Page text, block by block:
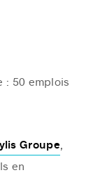
: 50 emplois
Groupe
en